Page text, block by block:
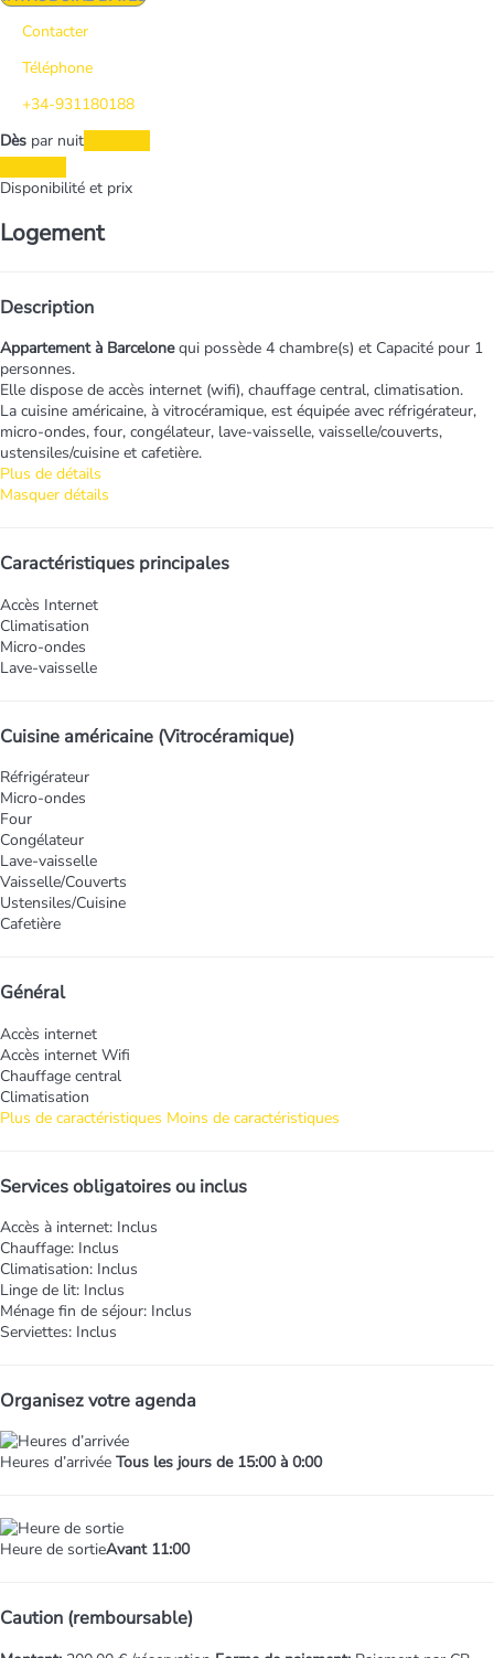
Contacter
Téléphone
+34-931180188
Dès par nuit
Disponibilité et prix
Logement
Description
Appartement à Barcelonequi possède 4 chambre(s) et Capacité pour 1
personnes.
Elle dispose de accès internet (wifi), chauffage central, climatisation.
La cuisine américaine, à vitrocéramique, est équipée avec réfrigérateur,
micro-ondes, four, congélateur, lave-vaisselle, vaisselle/couverts,
ustensiles/cuisine et cafetière.
Plus de détails
Masquer détails
Caractéristiques principales
Accès Internet
Climatisation
Micro-ondes
Lave-vaisselle
Cuisine américaine (Vitrocéramique)
Réfrigérateur
Micro-ondes
Four
Congélateur
Lave-vaisselle
Vaisselle/Couverts
Ustensiles/Cuisine
Cafetière
Général
Accès internet
Accès internet Wifi
Chauffage central
Climatisation
Plus de caractéristiques Moins de caractéristiques
Services obligatoires ou inclus
Accès à internet: Inclus
Chauffage: Inclus
Climatisation: Inclus
Linge de lit: Inclus
Ménage fin de séjour: Inclus
Serviettes: Inclus
Organisez votre agenda
Heures d’arrivée Tous les jours de 15:00 à 0:00
Heure de sortieAvant 11:00
Caution (remboursable)